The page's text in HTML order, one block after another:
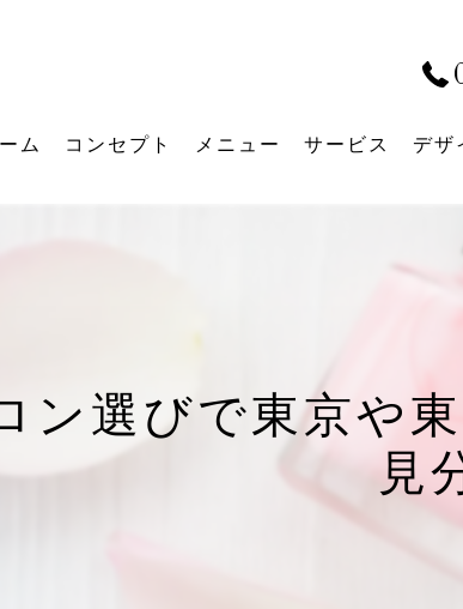
ム コンセプト メニュー サービス デザ
ン選びで東京や
見